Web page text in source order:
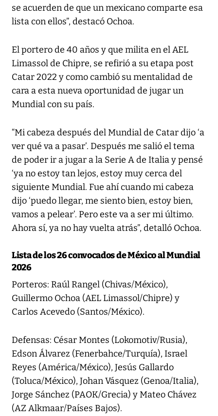
se acuerden de que un mexicano comparte esa
lista con ellos”, destacó Ochoa.
El portero de 40 años y que milita en el AEL
Limassol de Chipre, se refirió a su etapa post
Catar 2022 y como cambió su mentalidad de
cara a esta nueva oportunidad de jugar un
Mundial con su país.
“Mi cabeza después del Mundial de Catar dijo ‘a
ver qué va a pasar’. Después me salió el tema
de poder ir a jugar a la Serie A de Italia y pensé
‘ya no estoy tan lejos, estoy muy cerca del
siguiente Mundial. Fue ahí cuando mi cabeza
dijo ‘puedo llegar, me siento bien, estoy bien,
vamos a pelear’. Pero este va a ser mi último.
Ahora sí, ya no hay vuelta atrás”, detalló Ochoa.
Lista de los 26 convocados de México al Mundial
2026
Porteros: Raúl Rangel (Chivas/México),
Guillermo Ochoa (AEL Limassol/Chipre) y
Carlos Acevedo (Santos/México).
Defensas: César Montes (Lokomotiv/Rusia),
Edson Álvarez (Fenerbahce/Turquía), Israel
Reyes (América/México), Jesús Gallardo
(Toluca/México), Johan Vásquez (Genoa/Italia),
Jorge Sánchez (PAOK/Grecia) y Mateo Chávez
(AZ Alkmaar/Países Bajos).